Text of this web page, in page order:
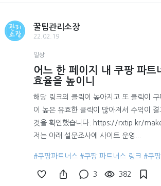
꿀팁관리소장
22.02.19
일상
어느 한 페이지 내 쿠팡 파트
효율을 높이니
해당 링크의 클릭이 높아지고 또 클릭이
이 높은 유효한 클릭이 많아져서 수익이
것을 확인했습니다. https://rxtip.kr/
저는 아래 설문조사에 사이트 운영...
#쿠팡파트너스 #쿠팡 파트너스 링크 #쿠
3 382